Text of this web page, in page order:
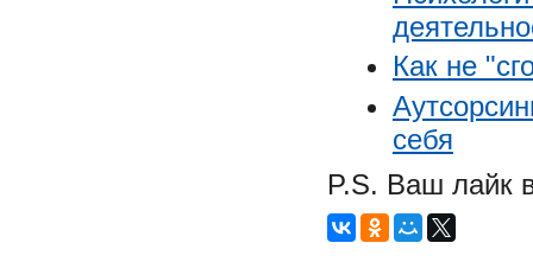
Как не
себя
P.S. Ваш лайк